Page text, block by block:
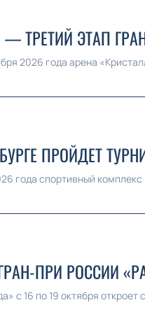
— ТРЕТИЙ ЭТАП
2026 года арена
ПРОЙДЕТ
года спортивный
ПРИ РОССИИ
с 16 по 19 октября